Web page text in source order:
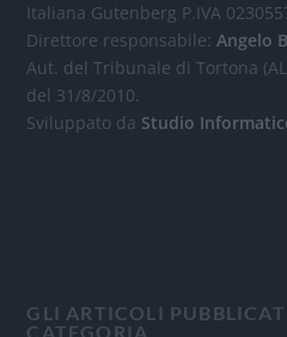
Italiana Gutenberg P.IVA
Direttore responsabile:Angelo
Aut. del Tribunale di Tortona
del 31/8/2010.
Sviluppato da Studio
GLI ARTICOLI
CATEGORIA